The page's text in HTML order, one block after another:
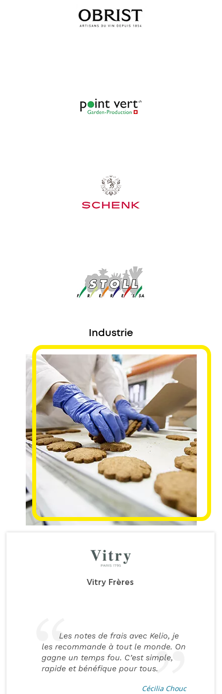
Industrie
Vitry Frères
Les notes de frais avec Kelio, je
les recommande à tout le monde. On
gagne un temps fou. C’est simple,
rapide et bénéfique pour tous.
Cécilia Chouc